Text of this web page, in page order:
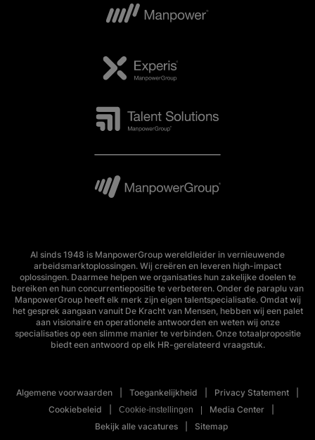
Al sinds 1948 is ManpowerGroup wereldleider in vernieuwende
arbeidsmarktoplossingen. Wij creëren en leveren high-impact
oplossingen. Daarmee helpen we organisaties hun zakelijke doelen te
bereiken en hun concurrentiepositie te verbeteren. Onder de paraplu van
ManpowerGroup heeft elk merk zijn eigen talentspecialisatie. Omdat wij
het gesprek aangaan vanuit De Kracht van Mensen, hebben wij een palet
aan visionaire en operationele antwoorden en weten wij onze
specialisaties op een slimme manier te verbinden. Onze totaalpropositie
biedt een antwoord op elk HR-gerelateerd vraagstuk.
Algemene voorwaarden Toegankelijkheid
Privacy Statement
Cookiebeleid
Cookie-instellingen
Media Center
Bekijk alle vacatures
Sitemap